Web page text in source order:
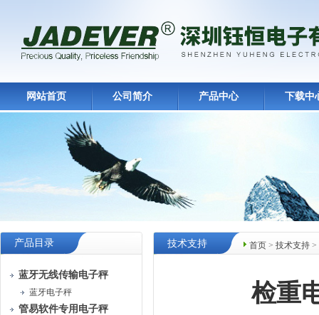
网站首页 公司简介 产品中心 下载中
产品目录
蓝牙无线传输电子秤
蓝牙电子秤
管易软件专用电子秤
首页 > 技术支持 >
技术支持
检重